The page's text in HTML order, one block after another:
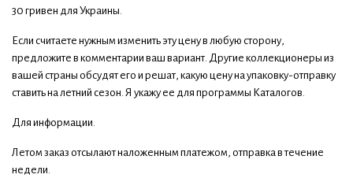
30 гривен для Украины.
Если считаете нужным изменить эту цену в любую сторону,
предложите в комментарии ваш вариант. Другие коллекционеры из
вашей страны обсудят его и решат, какую цену на упаковку-отправку
ставить на летний сезон. Я укажу ее для программы Каталогов.
Для информации.
Летом заказ отсылают наложенным платежом, отправка в течение
недели.